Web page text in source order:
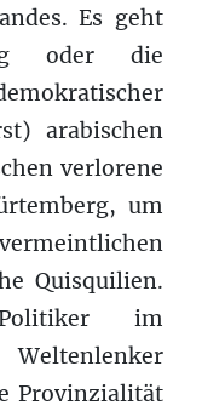
Es geht
oder die
arabischen
verlorene
um
Quisquilien.
im
Provinzialität